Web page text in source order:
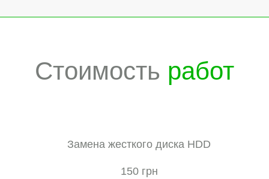
Стоимость работ
Замена жесткого диска HDD
150 грн